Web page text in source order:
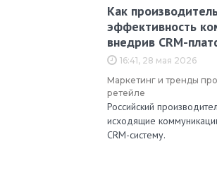
Как
эффективность
внедрив CRM-
16:41, 28 мая 2026
Маркетинг и тренды
ретейле
Российский
исходящие
CRM-систему.